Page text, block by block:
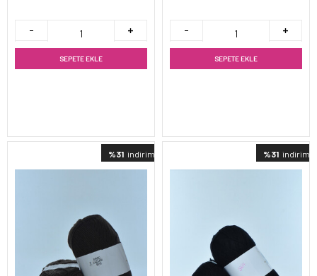
SEPETE EKLE SEPETE EKLE
%31 indirimli %31 indirimli